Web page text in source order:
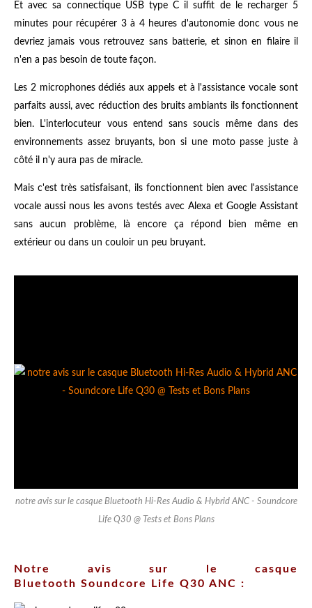
Et avec sa connectique USB type C il suffit de le recharger 5
minutes pour récupérer 3 à 4 heures d'autonomie donc vous ne
devriez jamais vous retrouvez sans batterie, et sinon en filaire il
n'en a pas besoin de toute façon.
Les 2 microphones dédiés aux appels et à l'assistance vocale sont
parfaits aussi, avec réduction des bruits ambiants ils fonctionnent
bien. L'interlocuteur vous entend sans soucis même dans des
environnements assez bruyants, bon si une moto passe juste à
côté il n'y aura pas de miracle.
Mais c'est très satisfaisant, ils fonctionnent bien avec l'assistance
vocale aussi nous les avons testés avec Alexa et Google Assistant
sans aucun problème, là encore ça répond bien même en
extérieur ou dans un couloir un peu bruyant.
notre avis sur le casque Bluetooth Hi-Res Audio & Hybrid ANC - Soundcore
Life Q30 @ Tests et Bons Plans
Notre avis sur le casque
Bluetooth Soundcore Life Q30 ANC :